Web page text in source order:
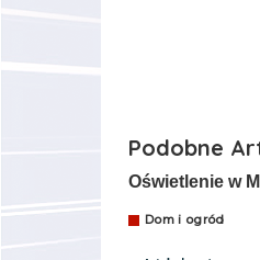
Podobne
Oświetlenie w
Dom i ogród